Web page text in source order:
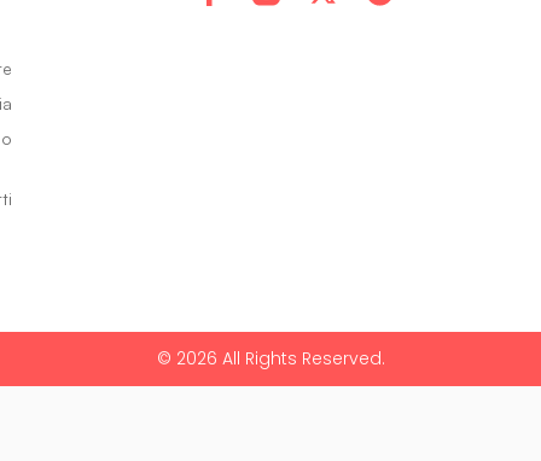
© 2026 All Rights Reserved.